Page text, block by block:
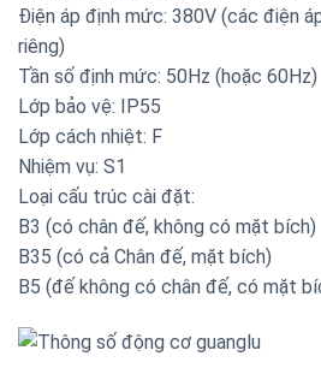
Điện áp định mức: 380V (các điện
riêng)
Tần số định mức: 50Hz (hoặc 60Hz)
Lớp bảo vệ: IP55
Lớp cách nhiệt: F
Nhiệm vụ: S1
Loại cấu trúc cài đặt:
B3 (có chân đế, không có mặt bích)
B35 (có cả Chân đế, mặt bích)
B5 (đế không có chân đế, có mặt